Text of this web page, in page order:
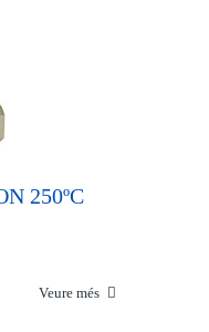
250ºC
Veure més